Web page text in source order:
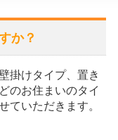
か？
掛けタイプ、置き
のお住まいのタイ
ていただきます。